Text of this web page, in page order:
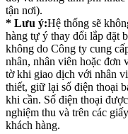
tận nơi).
* Lưu ý:Hệ thống sẽ
hàng tự ý thay đổi lắp đặt
không do Công ty cung
nhân, nhân viên hoặc đơn
tờ khi giao dịch với nhân
thiết, giữ lại số điện thoại
khi cần. Số điện thoại
nghiệm thu và trên các
khách hàng.